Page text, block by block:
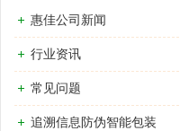
惠佳公司新闻
行业资讯
常见问题
追溯信息防伪智能包装